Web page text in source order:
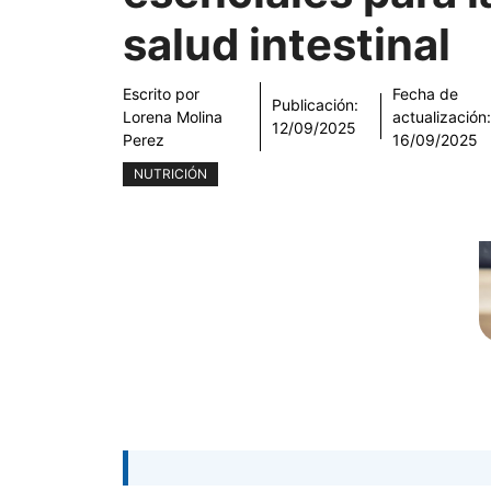
salud intestinal
Escrito por
Lorena Molina
Perez
Publicación:
12/09/2025
Fecha de
actualización:
16/09/2025
NUTRICIÓN